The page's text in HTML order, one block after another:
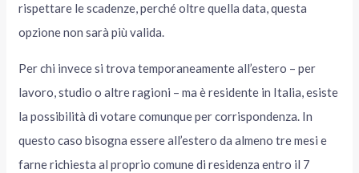
rispettare le scadenze, perché oltre quella data, questa
opzione non sarà più valida.
Per chi invece si trova temporaneamente all’estero – per
lavoro, studio o altre ragioni – ma è residente in Italia, esiste
la possibilità di votare comunque per corrispondenza. In
questo caso bisogna essere all’estero da almeno tre mesi e
farne richiesta al proprio comune di residenza entro il 7